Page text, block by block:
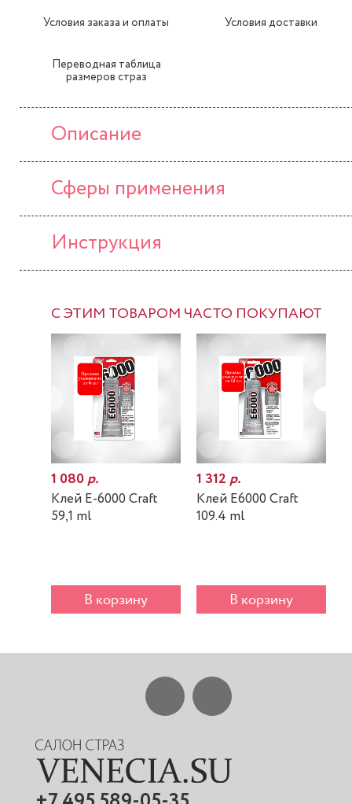
Условия заказа и оплаты Условия доставки
Переводная таблица
размеров страз
Описание
Сферы применения
Инструкция
С ЭТИМ ТОВАРОМ ЧАСТО ПОКУПАЮТ
1 080р.
Клей E-6000 Craft
59,1 ml
В корзину
1 312р.
Клей E6000 Craft
109.4 ml
В корзину